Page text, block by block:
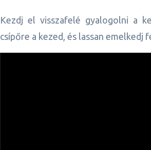
Kezdj el visszafelé gyalogolni a
csípőre a kezed, és lassan emelkedj